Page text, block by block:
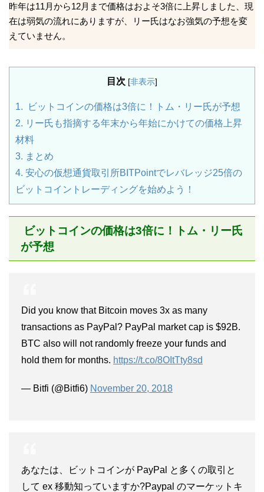
昨年は11月から12月まで価格はおよそ3倍に上昇しました、現
在は弱気の流れにありますが、リー氏はなお強気の予想を変
えていません。
目次 [非表示]
1. ビットコインの価格は3倍に！トム・リー氏が予想
2. リー氏も指摘する年末から年始にかけての価格上昇
材料
3. まとめ
4. 安心の仮想通貨取引所BITPointでレバレッジ25倍の
ビットコイントレーディングを始めよう！
ビットコインの価格は3倍に！トム・リー氏
が予想
Did you know that Bitcoin moves 3x as many
transactions as PayPal? PayPal market cap is $92B.
BTC also will not randomly freeze your funds and
hold them for months. https://t.co/8OItTty8sd
— Bitfi (@Bitfi6) November 20, 2018
あなたは、ビットコインが PayPal と多くの取引と
して ex 移動知っていますか?Paypal のマーケットキ